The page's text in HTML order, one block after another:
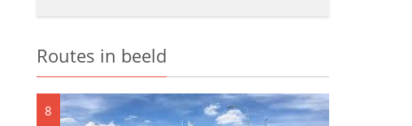
Routes in beeld
8